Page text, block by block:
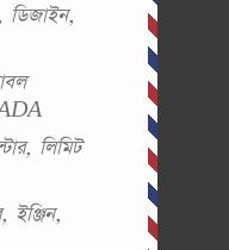
ডিজাইন,
লিমিট
ইঞ্জিন,